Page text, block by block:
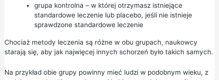
grupa kontrolna – w której otrzymasz istniejące
standardowe leczenie lub placebo, jeśli nie istnieje
sprawdzone standardowe leczenie
Chociaż metody leczenia są różne w obu grupach, naukowcy
starają się, aby jak najwięcej innych schorzeń było takich samych.
Na przykład obie grupy powinny mieć ludzi w podobnym wieku, z